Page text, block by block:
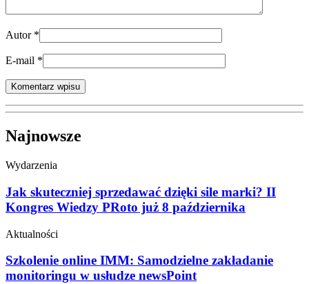
Autor *
E-mail *
Najnowsze
Wydarzenia
Jak skuteczniej sprzedawać dzięki sile marki? II
Kongres Wiedzy PRoto już 8 października
Aktualności
Szkolenie online IMM: Samodzielne zakładanie
monitoringu w usłudze newsPoint